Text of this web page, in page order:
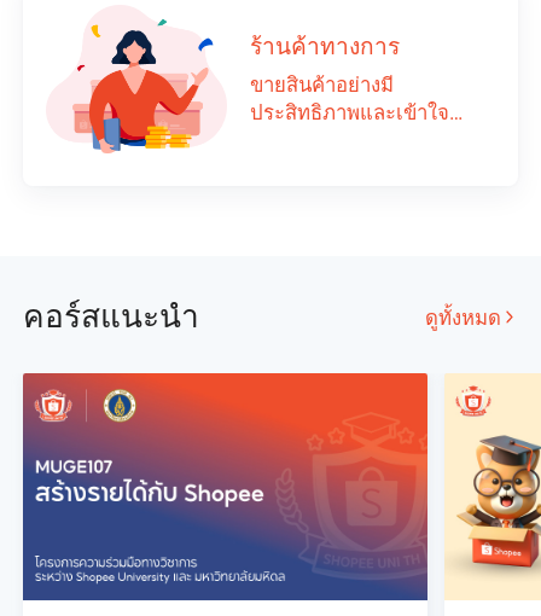
ร้านค้าทางการ
ขายสินค้าอย่างมี
ประสิทธิภาพและเข้าใจ
คอร์สแนะนำ ดูทั้งหมด